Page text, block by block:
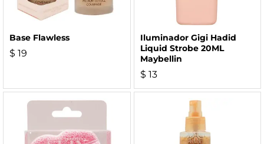
Base Flawless
$ 19
Iluminador Gigi Hadid
Liquid Strobe 20ML
Maybellin
$ 13